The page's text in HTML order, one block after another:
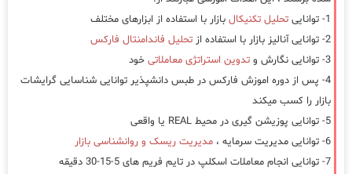
1- توانایی
تحلیل تکنیکال بازار با استفاده از ابزارهای مختلف
2- توانایی آنالیز بازار با استفاده از
تحلیل فاندامنتال فارکس
3- توانایی نگارش و
تدوین استراتژی معاملاتی خود
4- پس از دوره اموزش فارکس در طبس دانشپذیر توانایی شناسایی گرایشات
بازار را کسب میکند
5- توانایی پوزیشن گیری در محیط REAL یا واقعی
6- توانایی مدیریت سرمایه ،
مدیریت ریسک و روانشناسی بازار
7- توانایی انجام معاملات اسکلپ در تایم فریم های 5-15-30 دقیقه